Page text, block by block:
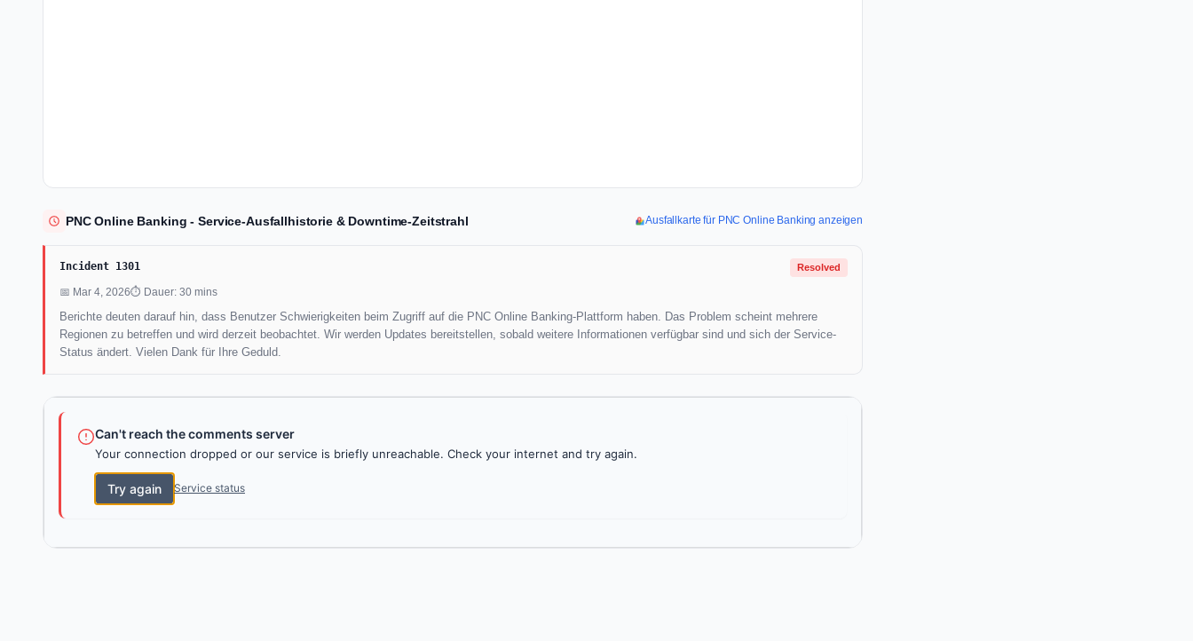
PNC Online Banking - Service-Ausfallhistorie & Downtime-Zeitstrahl Ausfallkarte für PNC Online Banking anzeigen
Incident 1301 Resolved
📅 Mar 4, 2026⏱ Dauer: 30 mins
Berichte deuten darauf hin, dass Benutzer Schwierigkeiten beim Zugriff auf die PNC Online Banking-Plattform haben. Das Problem scheint mehrere
Regionen zu betreffen und wird derzeit beobachtet. Wir werden Updates bereitstellen, sobald weitere Informationen verfügbar sind und sich der Service-
Status ändert. Vielen Dank für Ihre Geduld.
Can't reach the comments server
Your connection dropped or our service is briefly unreachable. Check your internet and try again.
Try again Service status